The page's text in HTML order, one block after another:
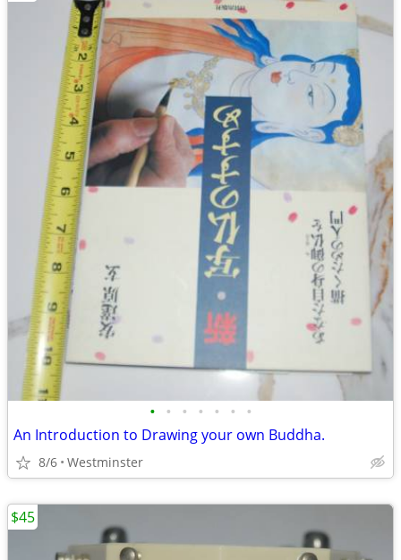
• • • • • • •
An Introduction to Drawing your own Buddha.
8/6 Westminster
$45